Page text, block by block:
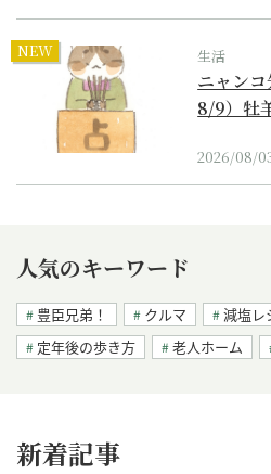
NEW 生活
ニャン
8/9）牡
2026/08/
人気のキーワード
豊臣兄弟！ クルマ 減塩レ
定年後の歩き方
老人ホーム
新着記事